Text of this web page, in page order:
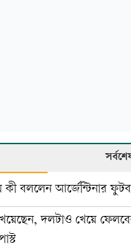
কী বললেন আর্জেন্টিনার
দলটাও খেয়ে